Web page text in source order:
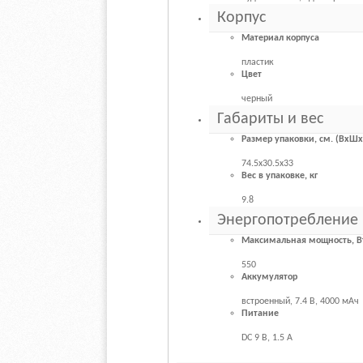
Корпус
Материал корпуса
пластик
Цвет
черный
Габариты и вес
Размер упаковки, см.
74.5x30.5x33
Вес в упаковке, кг
9.8
Энергопотребление
Максимальная мощность,
550
Аккумулятор
встроенный, 7.4 В, 4000 мАч
Питание
DC 9 В, 1.5 А